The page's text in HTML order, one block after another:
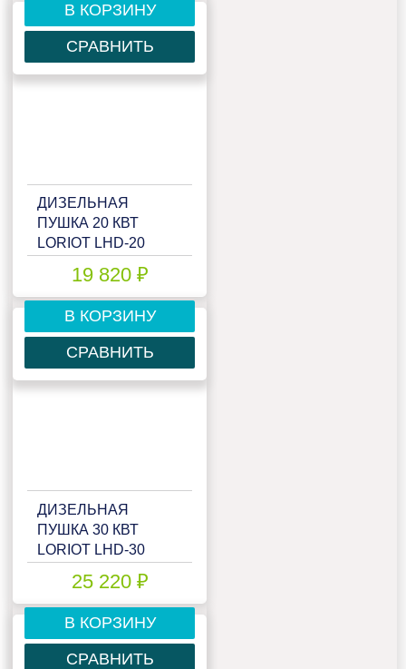
В КОРЗИНУ
СРАВНИТЬ
ДИЗЕЛЬНАЯ
ПУШКА 20 КВТ
LORIOT LHD-20
19 820 ₽
В КОРЗИНУ
СРАВНИТЬ
ДИЗЕЛЬНАЯ
ПУШКА 30 КВТ
LORIOT LHD-30
25 220 ₽
В КОРЗИНУ
СРАВНИТЬ